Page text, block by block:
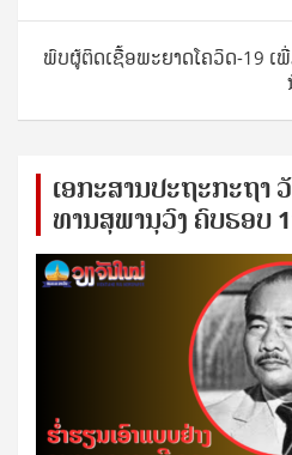
ພົບຜູ້ຕິດເຊື້ອພະຍາດໂຄວິດ-19
ເອ​ກະ​ສານ​ປະ​ຖະ​ກະ​ຖ​າ
ທານ​ສຸ​ພາ​ນຸ​ວົງ ຄົບ​ຮອບ